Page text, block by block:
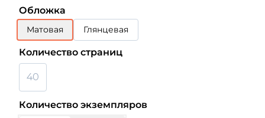
Количество экземпляров
Обложка
Матовая Глянцевая
Количество страниц
40